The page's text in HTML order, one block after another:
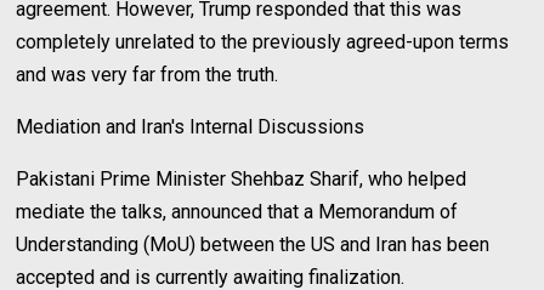
agreement. However, Trump responded that this was
completely unrelated to the previously agreed-upon terms
and was very far from the truth.
Mediation and Iran's Internal Discussions
Pakistani Prime Minister Shehbaz Sharif, who helped
mediate the talks, announced that a Memorandum of
Understanding (MoU) between the US and Iran has been
accepted and is currently awaiting finalization.